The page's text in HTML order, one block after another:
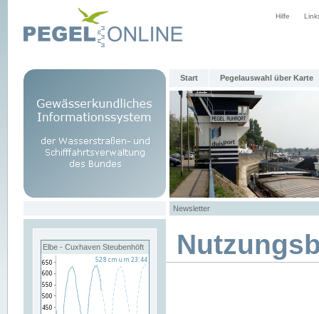
Hilfe
Start Pegelauswahl über Karte
Newsletter
Elbe - Cuxhaven Steubenhöft